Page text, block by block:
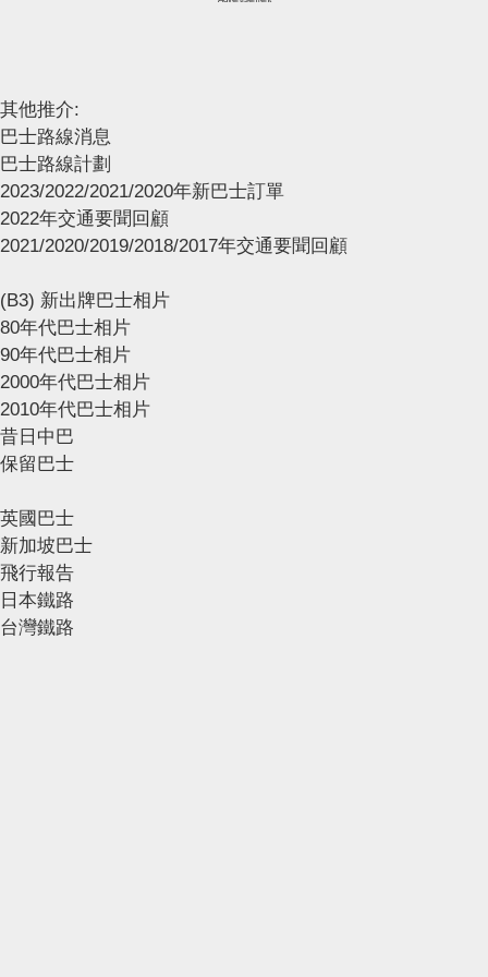
其他推介:
巴士路線消息
巴士路線計劃
2023/2022/2021/2020年新巴士訂單
2022年交通要聞回顧
2021/2020/2019/2018/2017年交通要聞回顧
(B3) 新出牌巴士相片
80年代巴士相片
90年代巴士相片
2000年代巴士相片
2010年代巴士相片
昔日中巴
保留巴士
英國巴士
新加坡巴士
飛行報告
日本鐵路
台灣鐵路